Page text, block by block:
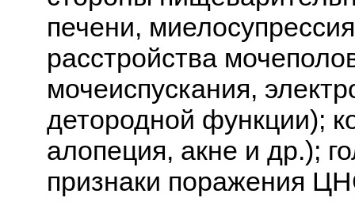
печени,
расстройства
мочеиспускания,
детородной функции);
алопеция, акне и др.);
признаки поражения